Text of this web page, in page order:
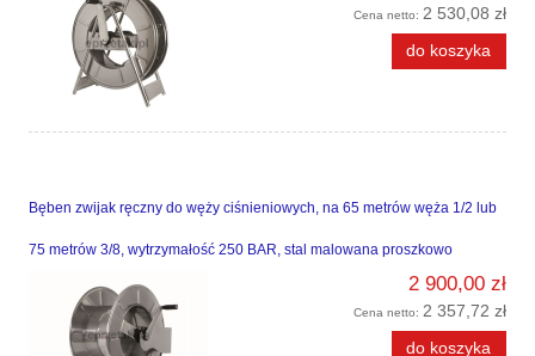
Cena netto: 2 530,08 zł
do koszyka
Bęben zwijak ręczny do węży ciśnieniowych, na 65 metrów węża 1/2 lub
75 metrów 3/8, wytrzymałość 250 BAR, stal malowana proszkowo
2 900,00 zł
Cena netto: 2 357,72 zł
do koszyka